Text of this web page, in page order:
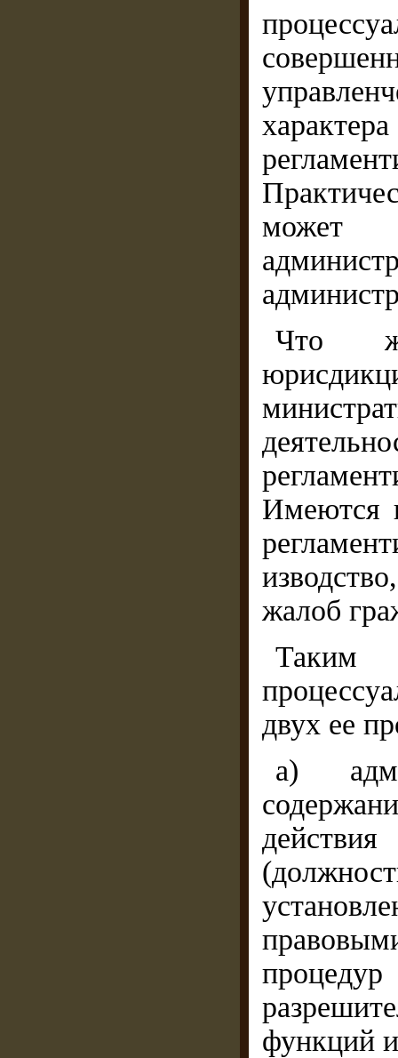
может
Что
Имеются
жалоб
Таким
двух ее
а)
функций